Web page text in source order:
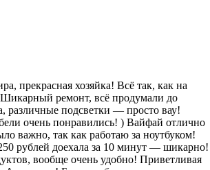
прекрасная хозяйка! Всё так, как на
ремонт, всё продумали до
различные подсветки — просто вау!
очень понравились! ) Вайфай отлично
важно, так как работаю за ноутбуком!
рублей доехала за 10 минут — шикарно!
вообще очень удобно! Приветливая